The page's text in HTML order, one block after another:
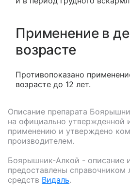
Применение в
возрасте
Противопоказано
возрасте до 12 лет.
Описание препарата
на официально утвержденной
применению и утверждено
производителем.
Боярышник-Алкой - описание
предоставлены справочником
средств Видаль.